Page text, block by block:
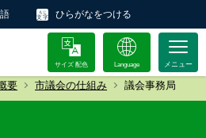
ひらがなをつける
サイズ 配色 Language
要 市議会の仕組み 議会事務局